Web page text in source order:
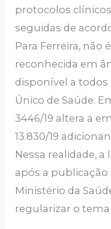
protocolos
seguidas de
Para Ferreira, não
reconhecida em
disponível a todos
Único de Saúde.
3446/19 altera a
13.830/19
Nessa realidade, a
após a
Ministério da
regularizar o